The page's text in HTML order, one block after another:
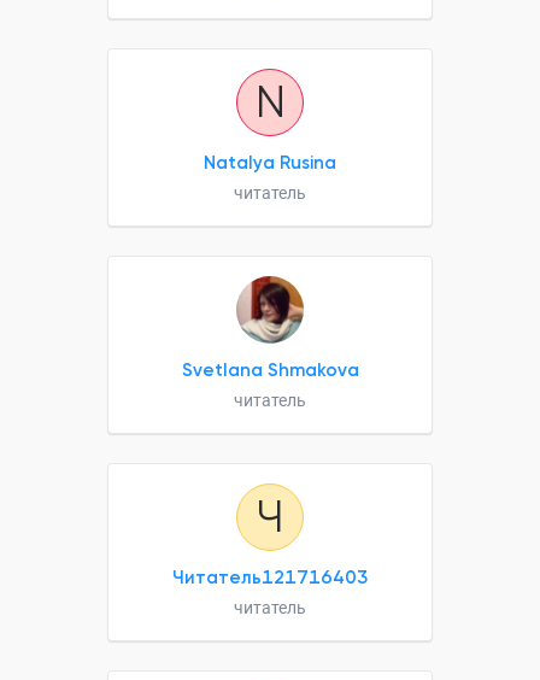
N
Natalya Rusina
читатель
Svetlana Shmakova
читатель
Ч
Читатель121716403
читатель